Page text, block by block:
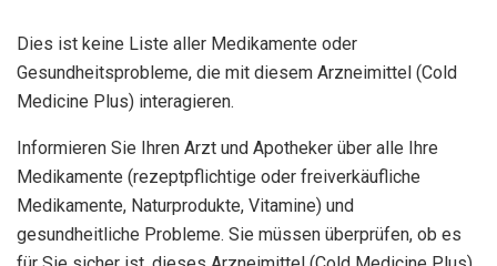
Dies ist keine Liste aller Medikamente oder
Gesundheitsprobleme, die mit diesem Arzneimittel (Cold
Medicine Plus) interagieren.
Informieren Sie Ihren Arzt und Apotheker über alle Ihre
Medikamente (rezeptpflichtige oder freiverkäufliche
Medikamente, Naturprodukte, Vitamine) und
gesundheitliche Probleme. Sie müssen überprüfen, ob es